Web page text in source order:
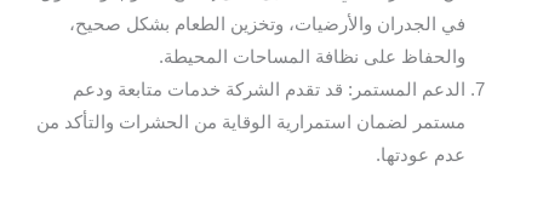
في الجدران والأرضيات، وتخزين الطعام بشكل صحيح،
والحفاظ على نظافة المساحات المحيطة.
الدعم المستمر: قد تقدم الشركة خدمات متابعة ودعم
مستمر لضمان استمرارية الوقاية من الحشرات والتأكد من
عدم عودتها.